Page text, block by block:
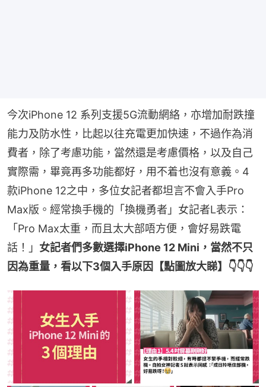
今次iPhone 12 系列支援5G流動網絡，亦增加耐跌撞
能力及防水性，比起以往充電更加快速，不過作為消
費者，除了考慮功能，當然還是考慮價格，以及自己
實際需，畢竟再多功能都好，用不着也沒有意義。4
款iPhone 12之中，多位女記者都坦言不會入手Pro
Max版。經常換手機的「換機勇者」女記者L表示：
「Pro Max太重，而且太大部唔方便，會好易跌電
話！」 女記者們多數選擇iPhone 12 Mini，當然不只
因為重量，看以下3個入手原因【點圖放大睇】👇👇👇